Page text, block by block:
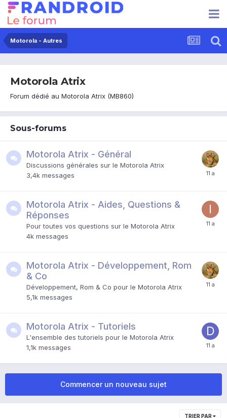
Motorola - Autres
Motorola Atrix
Forum dédié au Motorola Atrix (MB860)
Sous-forums
Motorola Atrix - Général
Discussions générales sur le Motorola Atrix
3,4k messages
Motorola Atrix - Aides, Questions &
Réponses
Pour toutes vos questions sur le Motorola Atrix
4k messages
Motorola Atrix - Développement, Rom
& Co
Développement, Rom & Co pour le Motorola Atrix
5,1k messages
Motorola Atrix - Tutoriels
L'ensemble des tutoriels pour le Motorola Atrix
1,1k messages
Commencer un nouveau sujet
TRIER PAR